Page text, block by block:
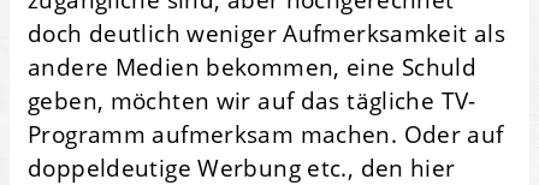
doch deutlich weniger Aufmerksamkeit als
andere Medien bekommen, eine Schuld
geben, möchten wir auf das tägliche TV-
Programm aufmerksam machen. Oder auf
doppeldeutige Werbung etc., den hier